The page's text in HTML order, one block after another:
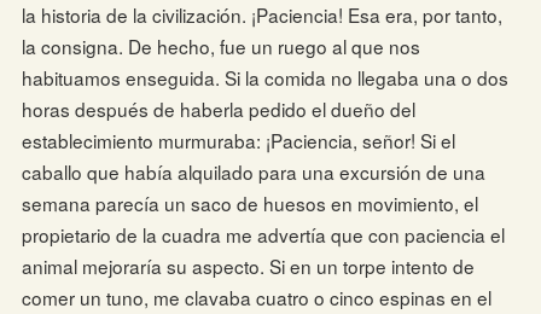
la historia de la civilización. ¡Paciencia! Esa era, por tanto,
la consigna. De hecho, fue un ruego al que nos
habituamos enseguida. Si la comida no llegaba una o dos
horas después de haberla pedido el dueño del
establecimiento murmuraba: ¡Paciencia, señor! Si el
caballo que había alquilado para una excursión de una
semana parecía un saco de huesos en movimiento, el
propietario de la cuadra me advertía que con paciencia el
animal mejoraría su aspecto. Si en un torpe intento de
comer un tuno, me clavaba cuatro o cinco espinas en el